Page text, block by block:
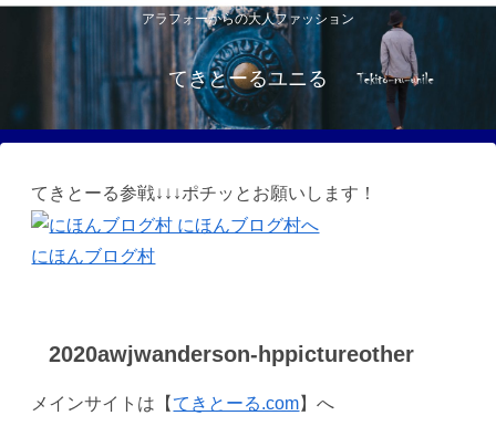
アラフォーからの大人ファッション
てきとーるユニる
てきとーる参戦↓↓↓ポチッとお願いします！
にほんブログ村
2020awjwanderson-hppictureother
メインサイトは【てきとーる.com】へ